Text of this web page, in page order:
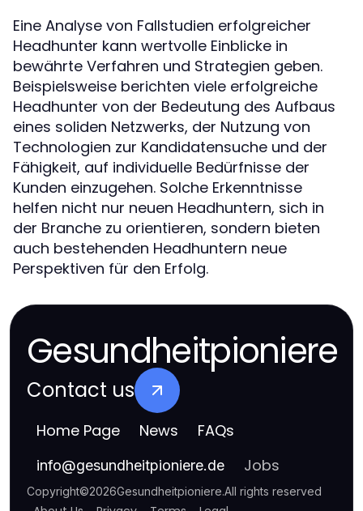
Eine Analyse von Fallstudien erfolgreicher
Headhunter kann wertvolle Einblicke in
bewährte Verfahren und Strategien geben.
Beispielsweise berichten viele erfolgreiche
Headhunter von der Bedeutung des Aufbaus
eines soliden Netzwerks, der Nutzung von
Technologien zur Kandidatensuche und der
Fähigkeit, auf individuelle Bedürfnisse der
Kunden einzugehen. Solche Erkenntnisse
helfen nicht nur neuen Headhuntern, sich in
der Branche zu orientieren, sondern bieten
auch bestehenden Headhuntern neue
Perspektiven für den Erfolg.
Gesundheitpioniere
Contact us
Home Page News FAQs
info@gesundheitpioniere.de Jobs
Copyright©2026Gesundheitpioniere.All rights reserved